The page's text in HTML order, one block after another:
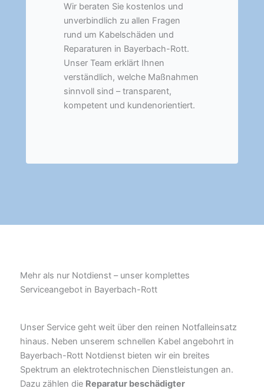
Wir beraten Sie kostenlos und
unverbindlich zu allen Fragen
rund um Kabelschäden und
Reparaturen in Bayerbach-Rott.
Unser Team erklärt Ihnen
verständlich, welche Maßnahmen
sinnvoll sind – transparent,
kompetent und kundenorientiert.
Mehr als nur Notdienst – unser komplettes
Serviceangebot in Bayerbach-Rott
Unser Service geht weit über den reinen Notfalleinsatz
hinaus. Neben unserem schnellen Kabel angebohrt in
Bayerbach-Rott Notdienst bieten wir ein breites
Spektrum an elektrotechnischen Dienstleistungen an.
Dazu zählen die Reparatur beschädigter